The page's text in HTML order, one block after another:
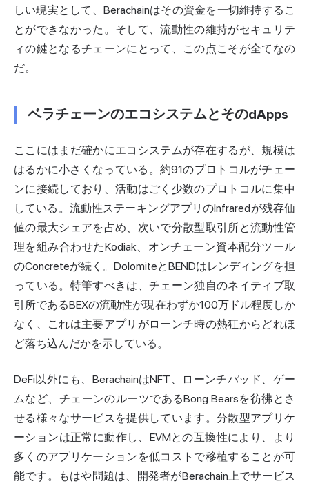
しい現実として、Berachainはその資金を一切維持するこ
とができなかった。そして、流動性の維持がセキュリテ
ィの鍵となるチェーンにとって、この点こそが全てなの
だ。
ベラチェーンのエコシステムとそのdApps
ここにはまだ確かにエコシステムが存在するが、規模は
はるかに小さくなっている。約91のプロトコルがチェー
ンに接続しており、活動はごく少数のプロトコルに集中
している。流動性ステーキングアプリのInfraredが残存価
値の最大シェアを占め、次いで分散型取引所と流動性管
理を組み合わせたKodiak、オンチェーン資本配分ツール
のConcreteが続く。DolomiteとBENDはレンディングを担
っている。特筆すべきは、チェーン独自のネイティブ取
引所であるBEXの流動性が現在わずか100万ドル程度しか
なく、これは主要アプリがローンチ時の熱狂からどれほ
ど落ち込んだかを示している。
DeFi以外にも、BerachainはNFT、ローンチパッド、ゲー
ムなど、チェーンのルーツであるBong Bearsを彷彿とさ
せる様々なサービスを提供しています。分散型アプリケ
ーションは正常に動作し、EVMとの互換性により、より
多くのアプリケーションを低コストで移植することが可
能です。もはや問題は、開発者がBerachain上でサービス